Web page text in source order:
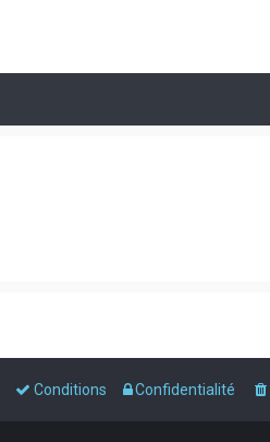
Confidentialité
Conditions